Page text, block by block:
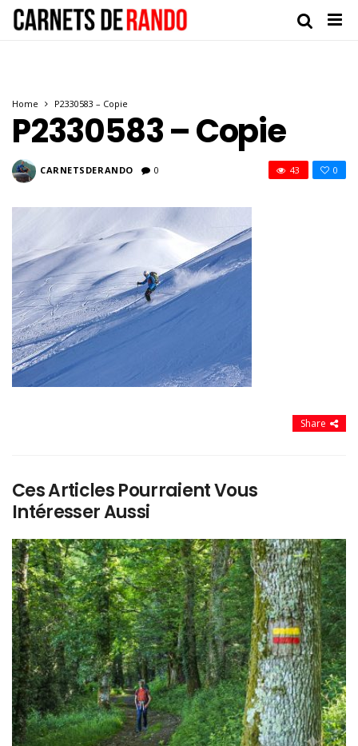
Home P2330583 – Copie
P2330583 – Copie
CARNETSDERANDO 0 0
43
Share
Ces Articles Pourraient Vous
Intéresser Aussi